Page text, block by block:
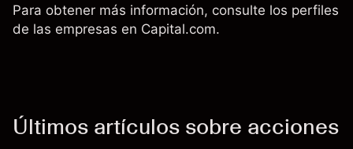
Para obtener más información, consulte los perfiles
de las empresas en Capital.com.
Últimos artículos sobre acciones